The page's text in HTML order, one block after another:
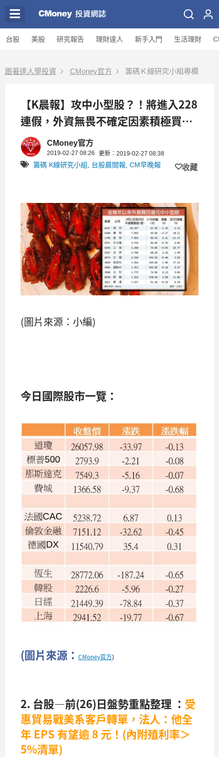
台股 美股 研究報告 理財達人 新手入門 生活理財
跟著達人學投資 CMoney官方 籌碼Ｋ線研究小組專欄
【K晨報】攻中小型股？！將進入228
連假，外資無畏不確定因素積極買超
12檔
CMoney官方
2019-02-27 08:26 更新：2019-02-27 08:38
籌碼 K線研究小組 台股晨間報 CM早晚報 收藏
(圖片來源：小編)
今日國際股市一覽：
(圖片來源： CMoney官方)
2. 台股—前(26)日盤勢重點整理 ： 受
惠貿易戰美系客戶轉單，法人：他全
年 EPS 有望逾 8 元！(內附殖利率＞
5%清單)